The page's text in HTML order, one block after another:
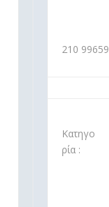
210
Κατηγο
ρία :